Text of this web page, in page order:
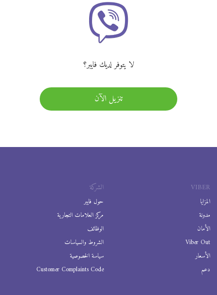
لا يتوفر لديك فايبر؟
تنزيل الآن
VIBER
المزايا
مدونة
الأمان
Viber Out
الأسعار
دعم
الشركة
حول فايبر
مركز العلامات التجارية
الوظائف
الشروط والسياسات
سياسة الخصوصية
Customer Complaints Code